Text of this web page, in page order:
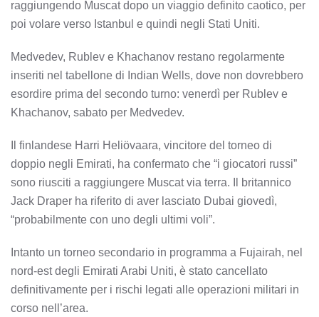
raggiungendo Muscat dopo un viaggio definito caotico, per
poi volare verso Istanbul e quindi negli Stati Uniti.
Medvedev, Rublev e Khachanov restano regolarmente
inseriti nel tabellone di Indian Wells, dove non dovrebbero
esordire prima del secondo turno: venerdì per Rublev e
Khachanov, sabato per Medvedev.
Il finlandese Harri Heliövaara, vincitore del torneo di
doppio negli Emirati, ha confermato che “i giocatori russi”
sono riusciti a raggiungere Muscat via terra. Il britannico
Jack Draper ha riferito di aver lasciato Dubai giovedì,
“probabilmente con uno degli ultimi voli”.
Intanto un torneo secondario in programma a Fujairah, nel
nord-est degli Emirati Arabi Uniti, è stato cancellato
definitivamente per i rischi legati alle operazioni militari in
corso nell’area.